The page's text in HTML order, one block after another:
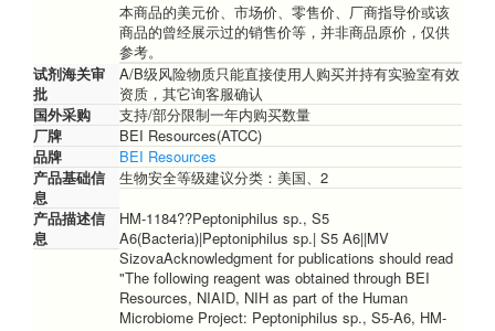
本商品的美元价、市场价、零售价、厂商指导价或该
商品的曾经展示过的销售价等，并非商品原价，仅供
参考。
试剂海关审
批
A/B级风险物质只能直接使用人购买并持有实验室有效
资质，其它询客服确认
国外采购
支持/部分限制一年内购买数量
厂牌
BEI Resources(ATCC)
品牌
BEI Resources
产品基础信
息
生物安全等级建议分类：美国、2
产品描述信
息
HM-1184??Peptoniphilus sp., S5
A6(Bacteria)|Peptoniphilus sp.| S5 A6||MV
SizovaAcknowledgment for publications should read
"The following reagent was obtained through BEI
Resources, NIAID, NIH as part of the Human
Microbiome Project: Peptoniphilus sp., S5-A6, HM-